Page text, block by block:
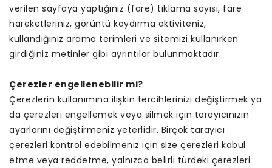
verilen sayfaya yaptığınız (fare) tıklama sayısı, fare
hareketleriniz, görüntü kaydırma aktiviteniz,
kullandığınız arama terimleri ve sitemizi kullanırken
girdiğiniz metinler gibi ayrıntılar bulunmaktadır.
Çerezler engellenebilir mi?
Çerezlerin kullanımına ilişkin tercihlerinizi değiştirmek ya
da çerezleri engellemek veya silmek için tarayıcınızın
ayarlarını değiştirmeniz yeterlidir. Birçok tarayıcı
çerezleri kontrol edebilmeniz için size çerezleri kabul
etme veya reddetme, yalnızca belirli türdeki çerezleri